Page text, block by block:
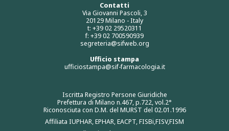
Contatti
Via Giovanni Pascoli, 3
20129 Milano - Italy
t: +39 02 29520311
f: +39 02 700590939
segreteria@sifweb.org
Ufficio stampa
ufficiostampa@sif-farmacologia.it
Iscritta Registro Persone Giuridiche
Prefettura di Milano n.467, p.722, vol.2°
Riconosciuta con D.M. del MURST del 02.01.1996
Affiliata IUPHAR, EPHAR, EACPT, FISBi,FISV,FISM